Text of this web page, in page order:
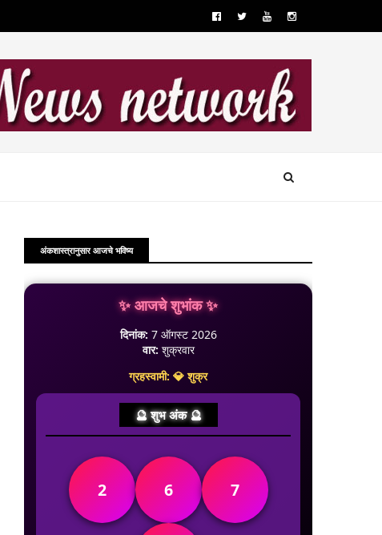
अंकशास्त्रानुसार आजचे भविष्य
✨ आजचे शुभांक ✨
दिनांक: 7 ऑगस्ट 2026
वार: शुक्रवार
ग्रहस्वामी: 💎 शुक्र
🔮 शुभ अंक 🔮
2 6 7